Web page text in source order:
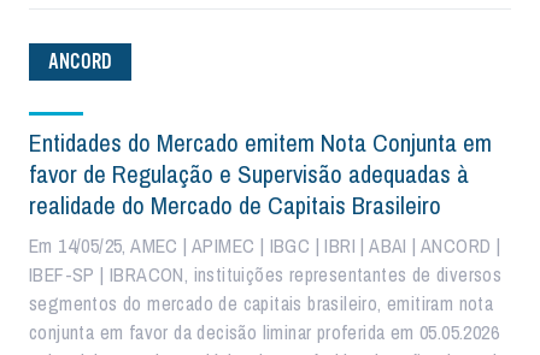
ANCORD
Entidades do Mercado emitem Nota Conjunta em
favor de Regulação e Supervisão adequadas à
realidade do Mercado de Capitais Brasileiro
Em 14/05/25, AMEC | APIMEC | IBGC | IBRI | ABAI | ANCORD |
IBEF-SP | IBRACON, instituições representantes de diversos
segmentos do mercado de capitais brasileiro, emitiram nota
conjunta em favor da decisão liminar proferida em 05.05.2026